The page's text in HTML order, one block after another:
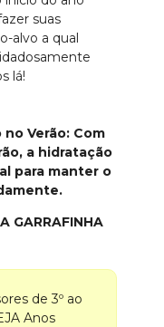
suas
alvo a qual
lá!
Verão: Com
a hidratação
para manter o
GARRAFINHA
de 3º ao
Anos